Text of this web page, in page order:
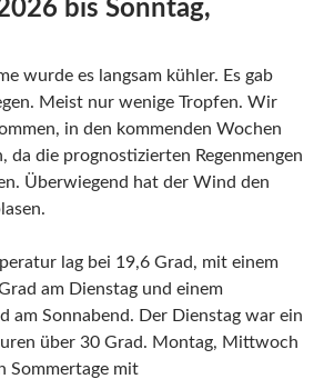
bis Sonntag,
wurde es langsam kühler. Es gab
Meist nur wenige Tropfen. Wir
in den kommenden Wochen
da die prognostizierten Regenmengen
Überwiegend hat der Wind den
lag bei 19,6 Grad, mit einem
am Dienstag und einem
am Sonnabend. Der Dienstag war ein
über 30 Grad. Montag, Mittwoch
Sommertage mit